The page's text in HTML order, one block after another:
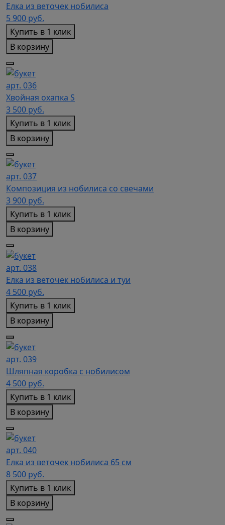
Елка из веточек нобилиса
5 900 руб.
Купить в 1 клик
В корзину
арт. 036
Хвойная охапка S
3 500 руб.
Купить в 1 клик
В корзину
арт. 037
Композиция из нобилиса со свечами
3 900 руб.
Купить в 1 клик
В корзину
арт. 038
Елка из веточек нобилиса и туи
4 500 руб.
Купить в 1 клик
В корзину
арт. 039
Шляпная коробка с нобилисом
4 500 руб.
Купить в 1 клик
В корзину
арт. 040
Елка из веточек нобилиса 65 см
8 500 руб.
Купить в 1 клик
В корзину